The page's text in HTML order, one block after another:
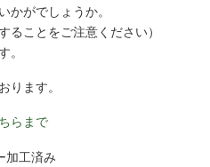
かがでしょうか。
ることをご注意ください）
。
ります。
らまで
加工済み